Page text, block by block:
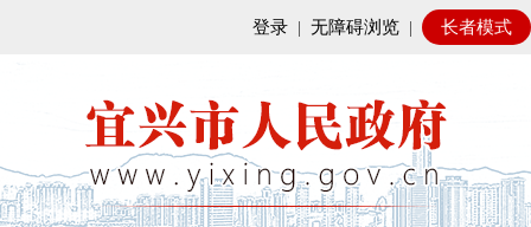
登录 | 无障碍浏览 | 长者模式